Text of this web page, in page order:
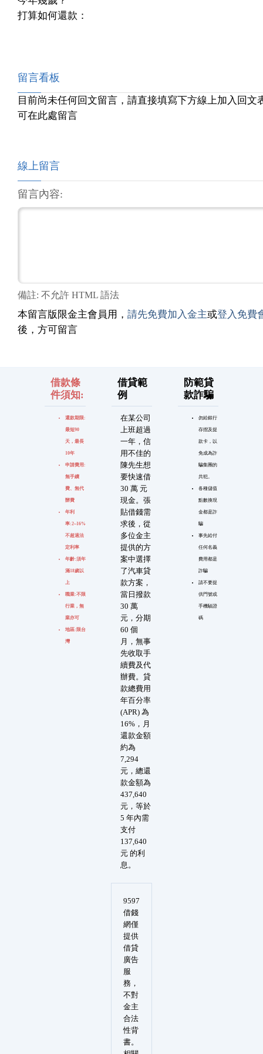
打算如何還款：
留言看板
目前尚未任何回文留言，請直接填寫下方線上加入回文
可在此處留言
線上留言
留言內容:
備註: 不允許 HTML 語法
本留言版限金主會員用， 請先免費加入金主或登入免費
後，方可留言
借款條
件須知:
還款期限:
最短90
天，最長
10年
申請費用:
無手續
費、無代
辦費
年利
率:2~16%
不超過法
定利率
年齡:須年
滿18歲以
上
職業:不限
行業，無
業亦可
地區:限台
灣
借貸範
例
在某公司
上班超過
一年，信
用不佳的
陳先生想
要快速借
30 萬 元
現金。張
貼借錢需
求後，從
多位金主
提供的方
案中選擇
了汽車貸
款方案，
當日撥款
30 萬
元，分期
60 個
月，無事
先收取手
續費及代
辦費。貸
款總費用
年百分率
(APR) 為
16%，月
還款金額
約為
7,294
元，總還
款金額為
437,640
元，等於
5 年內需
支付
137,640
元 的利
息。
防範貸
款詐騙
勿給銀行
存摺及提
款卡，以
免成為詐
騙集團的
共犯。
各種儲值
點數換現
金都是詐
騙
事先給付
任何名義
費用都是
詐騙
請不要提
供門號或
手機驗證
碼
9597
借錢
網僅
提供
借貸
廣告
服
務，
不對
金主
合法
性背
書。